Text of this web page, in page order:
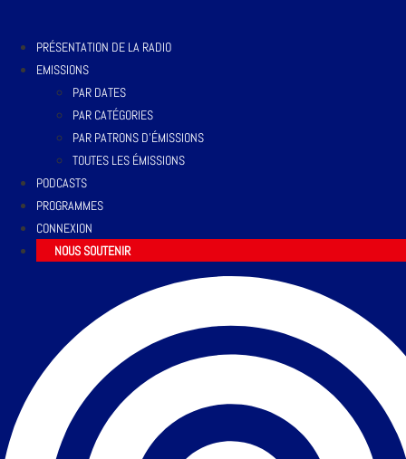
PRÉSENTATION DE LA RADIO
EMISSIONS
PAR DATES
PAR CATÉGORIES
PAR PATRONS D’ÉMISSIONS
TOUTES LES ÉMISSIONS
PODCASTS
PROGRAMMES
CONNEXION
NOUS SOUTENIR